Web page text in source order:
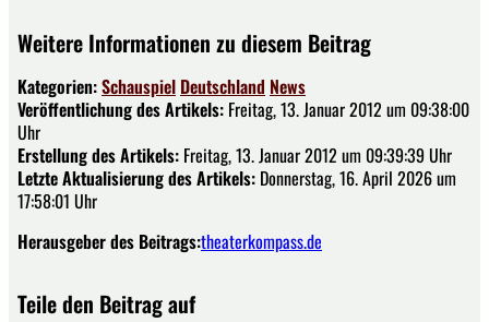
Weitere Informationen zu diesem Beitrag
Kategorien:Schauspiel Deutschland News
Veröffentlichung des Artikels: Freitag, 13. Januar 2012 um 09:38:00
Uhr
Erstellung des Artikels: Freitag, 13. Januar 2012 um 09:39:39 Uhr
Letzte Aktualisierung des Artikels: Donnerstag, 16. April 2026 um
17:58:01 Uhr
Herausgeber des Beitrags:theaterkompass.de
Teile den Beitrag auf